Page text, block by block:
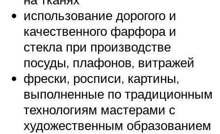
использование дорогого и
качественного фарфора и
стекла при производстве
посуды, плафонов, витражей
фрески, росписи, картины,
выполненные по традиционным
технологиям мастерами с
художественным образованием